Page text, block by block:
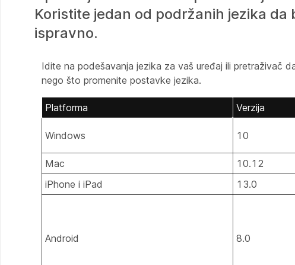
Koristite jedan od podržanih jezika
ispravno.
Idite na podešavanja jezika za vaš uređaj ili pretraživač
nego što promenite postavke jezika.
Platforma Verzija
Windows 10
Mac
10.12
iPhone i iPad
13.0
Android 8.0